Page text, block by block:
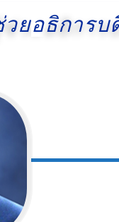
ยอธิการบ